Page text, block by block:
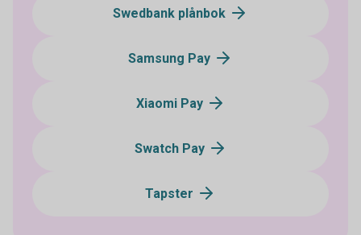
Swedbank plånbok
Samsung Pay
Xiaomi Pay
Swatch Pay
Tapster